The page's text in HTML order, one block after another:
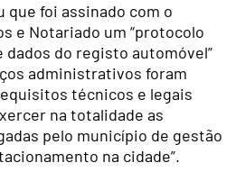
que foi assinado com o
e Notariado um “protocolo
dados do registo automóvel”
administrativos foram
técnicos e legais
na totalidade as
pelo município de gestão
na cidade”.